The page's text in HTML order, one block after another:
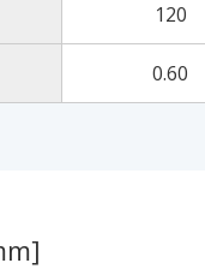
120
0.60